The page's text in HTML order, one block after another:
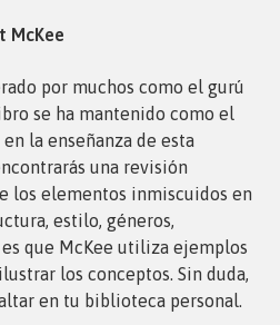
McKee
por muchos como el gurú
se ha mantenido como el
la enseñanza de esta
una revisión
los elementos inmiscuidos en
estilo, géneros,
que McKee utiliza ejemplos
los conceptos. Sin duda,
en tu biblioteca personal.